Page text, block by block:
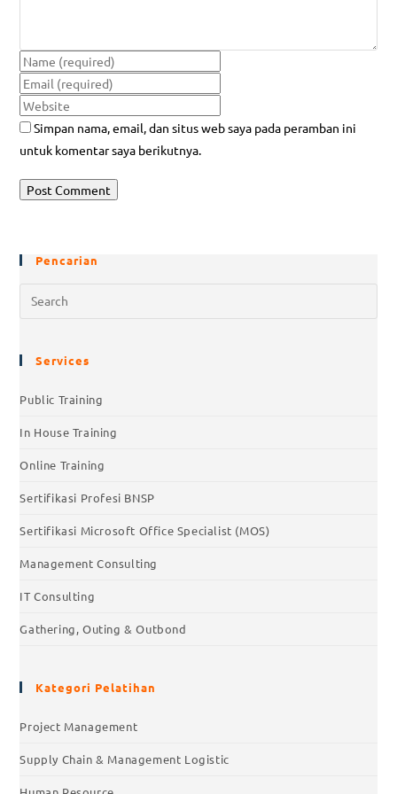
Simpan nama, email, dan situs web saya pada peramban ini
untuk komentar saya berikutnya.
Pencarian
Services
Public Training
In House Training
Online Training
Sertifikasi Profesi BNSP
Sertifikasi Microsoft Office Specialist (MOS)
Management Consulting
IT Consulting
Gathering, Outing & Outbond
Kategori Pelatihan
Project Management
Supply Chain & Management Logistic